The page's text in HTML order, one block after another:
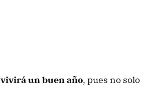
vivirá un buen año, pues no solo